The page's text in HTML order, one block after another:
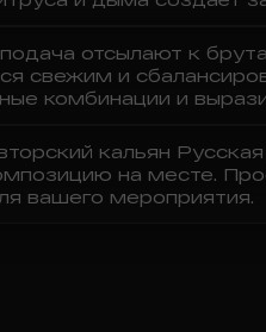
отсылают к
свежим и
комбинации и
кальян
на месте.
вашего мероприятия.